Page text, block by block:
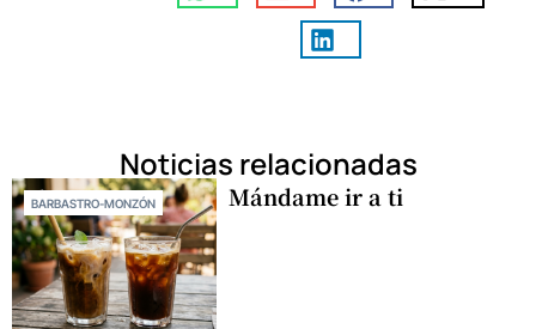
Noticias relacionadas
BARBASTRO-MONZÓN Mándame ir a ti